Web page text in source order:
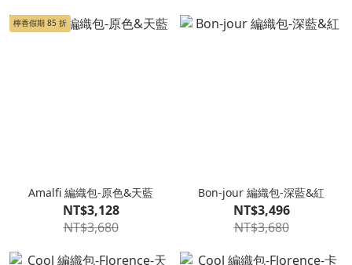
檸香假期 85 折
Amalfi 編織包-原色&天藍
NT$3,128
NT$3,680
Bon-jour 編織包-深藍&紅
NT$3,496
NT$3,680